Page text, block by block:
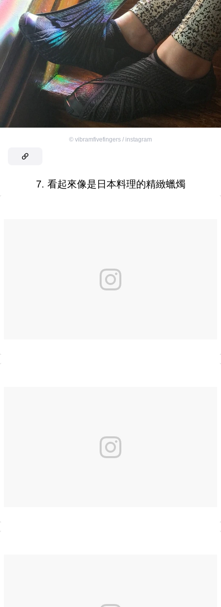
© vibramfivefingers / instagram
7. 看起來像是日本料理的精緻蠟燭